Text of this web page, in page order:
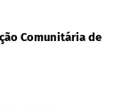
Comunitária de